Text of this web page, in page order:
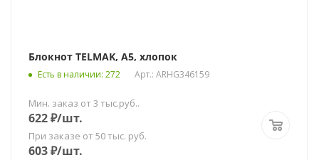
Блокнот TELMAK, A5, хлопок
Есть в наличии: 272 Арт.: ARHG346159
Мин. заказ от 3 тыс.руб..
622₽/шт.
При заказе от 50 тыс. руб.
603₽/шт.